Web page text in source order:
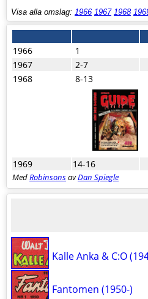
Visa alla omslag: 1966 1967 1968
1966
1
1967
2-7
1968
8-13
1969 14-16
MedRobinsonsavDan Spiegle
Kalle Anka & C:O
Fantomen (1950-)